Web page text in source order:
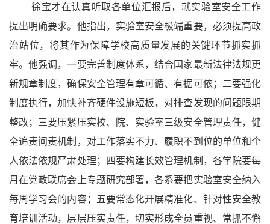
徐宝才在认真听取各单位汇报后，就实验室安全工作
提出明确要求。他指出，实验室安全极端重要，必须提高政
治站位，将其作为保障学校高质量发展的关键环节抓实抓
牢。他强调，一要完善制度体系，结合国家最新法律法规更
新规章制度，确保安全管理有章可循、有据可依；二要强化
制度执行，加快补齐硬件设施短板，对排查发现的问题限期
整改；三要压紧压实校、院、实验室三级安全管理责任，健
全追责问责机制，对工作落实不力、履职不到位的单位和个
人依法依规严肃处理；四要构建长效管理机制，各学院要每
月在党政联席会上专题研究部署，各系要把实验室安全纳入
每周学习会的内容；五要常态化开展精准化、针对性安全教
育培训活动，层层压实责任，切实形成全员重视、常抓不懈